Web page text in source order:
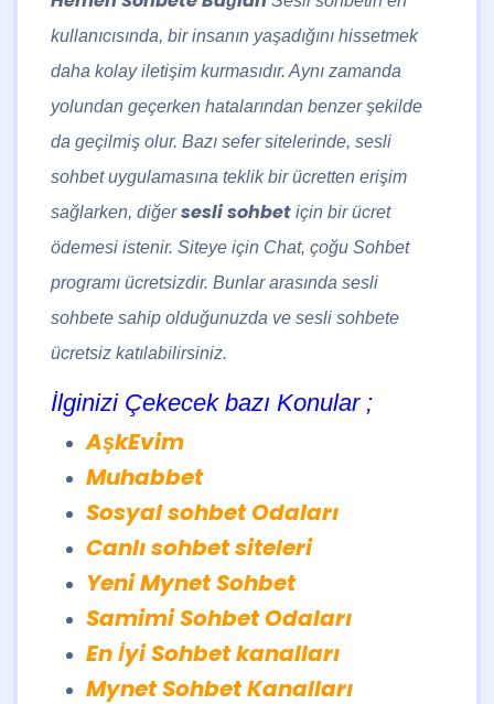
kullanıcısında, bir insanın yaşadığını hissetmek
daha kolay iletişim kurmasıdır. Aynı zamanda
yolundan geçerken hatalarından benzer şekilde
da geçilmiş olur. Bazı sefer sitelerinde, sesli
sohbet uygulamasına teklik bir ücretten erişim
sağlarken, diğersesli sohbet için bir ücret
ödemesi istenir. Siteye için Chat, çoğu Sohbet
programı ücretsizdir. Bunlar arasında sesli
sohbete sahip olduğunuzda ve sesli sohbete
ücretsiz katılabilirsiniz.
İlginizi Çekecek bazı Konular ;
AşkEvim
Muhabbet
Sosyal sohbet Odaları
Canlı sohbet siteleri
Yeni Mynet Sohbet
Samimi Sohbet Odaları
En İyi Sohbet kanalları
Mynet Sohbet Kanalları